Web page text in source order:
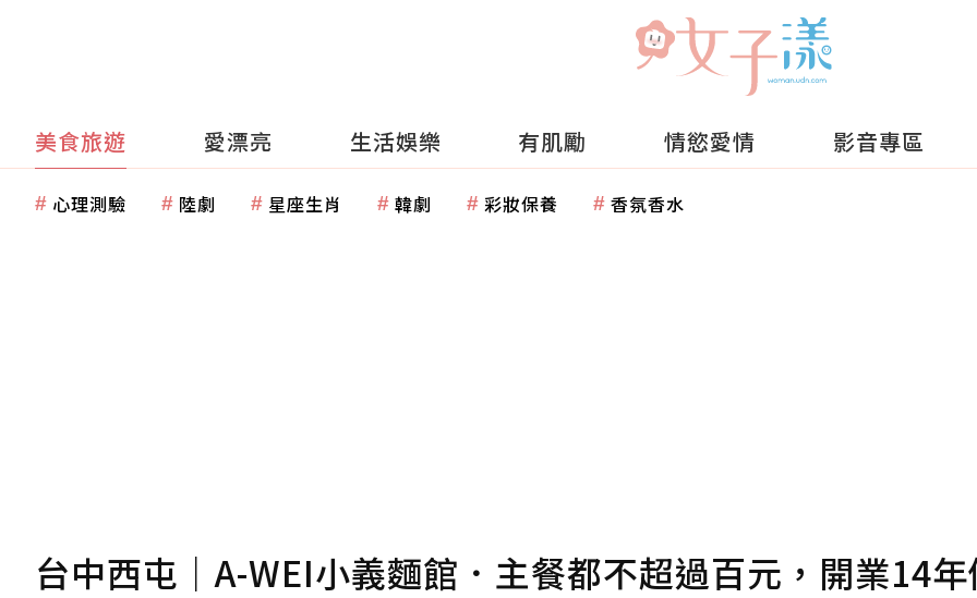
美食旅遊 愛漂亮 生活娛樂 有肌勵 情慾愛情 影音專區
心理測驗 陸劇 星座生肖 韓劇 彩妝保養 香氛香水
台中西屯｜A-WEI小義麵館．主餐都不超過百元，開業14